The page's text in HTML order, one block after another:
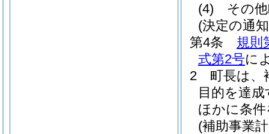
(4)
その
(決定の通
第4条
規則
式第2号に
2
町長は、
目的を達
ほかに条
(補助事業